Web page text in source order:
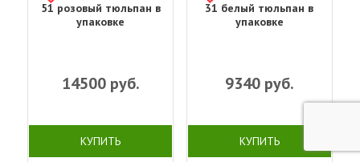
51 розовый тюльпан в
упаковке
14500руб.
КУПИТЬ
31 белый тюльпан в
упаковке
9340руб.
КУПИТЬ